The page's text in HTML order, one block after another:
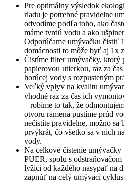
Pre optimálny výsledok
riadu je potrebné pravidelne
odvodíme podľa toho, ako
máme tvrdú vodu a ako
Odporúčame umývačku čistiť
domácnosti to môže byť aj 1x
Čistíme filter umývačky, ktorý
papierovou utierkou, raz za
horúcej vody s rozpusteným
Veľký vplyv na kvalitu
vhodné raz za čas ich
– robíme to tak, že
otvoru ramena pustíme prúd
nečistíte pravidelne, možno
prvýkrát, čo všetko sa v nich
vody.
Na celkové čistenie
PUER, spolu s
lyžici od každého nasypať na
zapnúť na celý umývací